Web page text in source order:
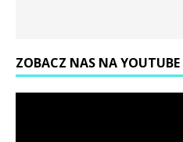
ZOBACZ NAS NA YOUTUBE